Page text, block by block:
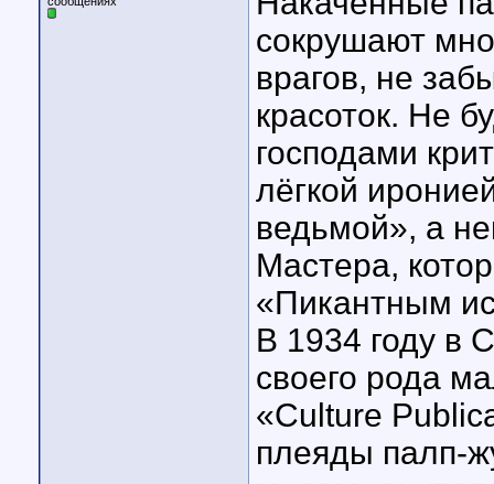
сокрушают
врагов, не
красоток. Не
господами
лёгкой
ведьмой», а
Мастера,
«Пикантным
В 1934 году в
своего рода
«Culture
плеяды палп-